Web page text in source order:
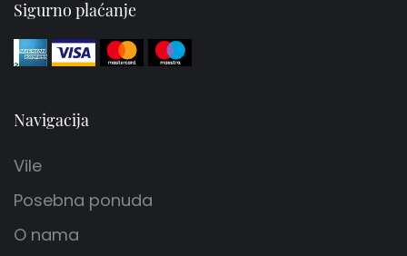
Sigurno plaćanje
Navigacija
Vile
Posebna ponuda
O nama